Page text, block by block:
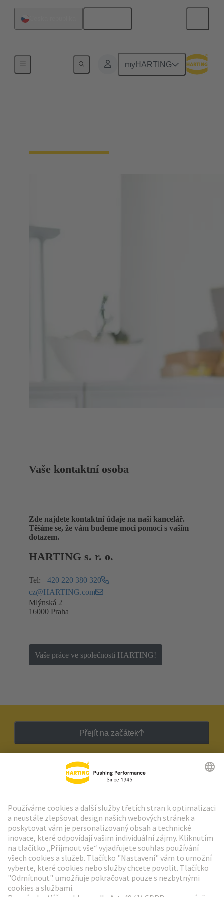
myHARTING
Vaše kontaktní osoba
Zde najdete kontaktní údaje na naši kancelář.
Těšíme se, že vám budeme moci pomoci s vaším
dotazem.
HARTING s. r. o.
Tel: +420 220 380 320
cz@HARTING.com
Mlýnská 2
16000 Praha
Vaše práce ve společnosti HARTING!
Přejít na začátek
Zpravodaj HARTING
Přejít na registraci
Social Media